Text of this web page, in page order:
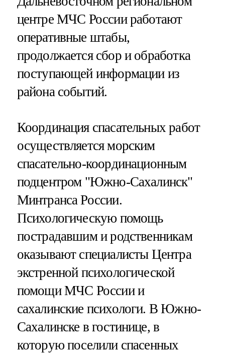
центре МЧС России работают
оперативные штабы,
продолжается сбор и обработка
поступающей информации из
района событий.
Координация спасательных работ
осуществляется морским
спасательно-координационным
подцентром "Южно-Сахалинск"
Минтранса России.
Психологическую помощь
пострадавшим и родственникам
оказывают специалисты Центра
экстренной психологической
помощи МЧС России и
сахалинские психологи. В Южно-
Сахалинске в гостинице, в
которую поселили спасенных